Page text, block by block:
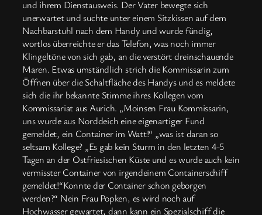
und ihrem Dienstausweis. Der Vater bewegte sich
unerwartet und suchte unter einem Sitzkissen auf dem
Nachbarstuhl nach dem Handy und wurde fündig,
wortlos überreichte er das Telefon, was noch immer
Klingeltöne von sich gab, an die verstört dreinschauende
Maren. Etwas umständlich strich die Kommissarin zum
Öffnen über die Schaltfläche des Handys und es meldete
sich die ihr bekannte Stimme ihres Kollegen vom
Kommissariat aus Aurich. „Moinsen Frau Kommissarin,
uns wurde aus Norddeich eine eigenartiger Fund
gemeldet, ein Container im Watt!“ „was ist daran so
seltsam Kollege? „Es gab kein Sturm in den letzten 4-5
Tagen an der Ostfriesischen Küste und es wurde auch kein
vermisster Container von irgendeinem Containerschiff
gemeldet!“Konnte der Container schon geborgen
werden?“ Nein Frau Popken, es wird noch auf
Hochwasser gewartet, dann kann ein Spezialschiff die